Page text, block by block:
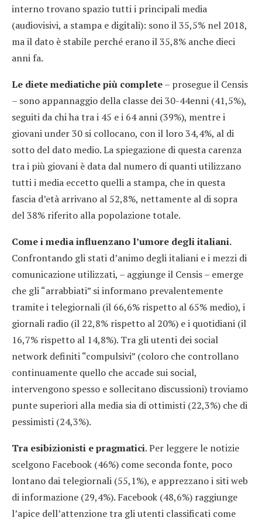
interno trovano spazio tutti i principali media
(audiovisivi, a stampa e digitali): sono il 35,5% nel 2018,
ma il dato è stabile perché erano il 35,8% anche dieci
anni fa.
Le diete mediatiche più complete– prosegue il Censis
– sono appannaggio della classe dei 30-44enni (41,5%),
seguiti da chi ha tra i 45 e i 64 anni (39%), mentre i
giovani under 30 si collocano, con il loro 34,4%, al di
sotto del dato medio. La spiegazione di questa carenza
tra i più giovani è data dal numero di quanti utilizzano
tutti i media eccetto quelli a stampa, che in questa
fascia d’età arrivano al 52,8%, nettamente al di sopra
del 38% riferito alla popolazione totale.
Come i media influenzano l’umore degli italiani.
Confrontando gli stati d’animo degli italiani e i mezzi di
comunicazione utilizzati, – aggiunge il Censis – emerge
che gli “arrabbiati” si informano prevalentemente
tramite i telegiornali (il 66,6% rispetto al 65% medio), i
giornali radio (il 22,8% rispetto al 20%) e i quotidiani (il
16,7% rispetto al 14,8%). Tra gli utenti dei social
network definiti “compulsivi” (coloro che controllano
continuamente quello che accade sui social,
intervengono spesso e sollecitano discussioni) troviamo
punte superiori alla media sia di ottimisti (22,3%) che di
pessimisti (24,3%).
Tra esibizionisti e pragmatici. Per leggere le notizie
scelgono Facebook (46%) come seconda fonte, poco
lontano dai telegiornali (55,1%), e apprezzano i siti web
di informazione (29,4%). Facebook (48,6%) raggiunge
l’apice dell’attenzione tra gli utenti classificati come